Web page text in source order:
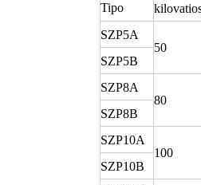
Tipo
SZP5A
50
SZP5B
SZP8A
80
SZP8B
SZP10A
100
SZP10B